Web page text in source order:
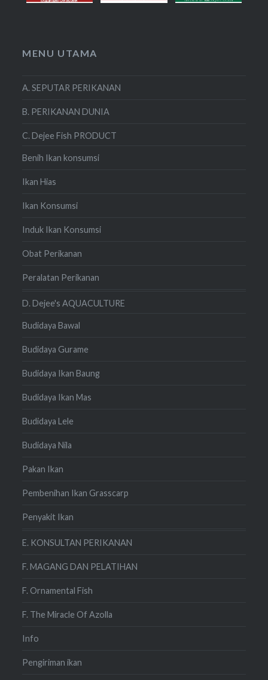
MENU UTAMA
A. SEPUTAR PERIKANAN
B. PERIKANAN DUNIA
C. Dejee Fish PRODUCT
Benih Ikan konsumsi
Ikan Hias
Ikan Konsumsi
Induk Ikan Konsumsi
Obat Perikanan
Peralatan Perikanan
D. Dejee's AQUACULTURE
Budidaya Bawal
Budidaya Gurame
Budidaya Ikan Baung
Budidaya Ikan Mas
Budidaya Lele
Budidaya Nila
Pakan Ikan
Pembenihan Ikan Grasscarp
Penyakit Ikan
E. KONSULTAN PERIKANAN
F. MAGANG DAN PELATIHAN
F. Ornamental Fish
F. The Miracle Of Azolla
Info
Pengiriman ikan